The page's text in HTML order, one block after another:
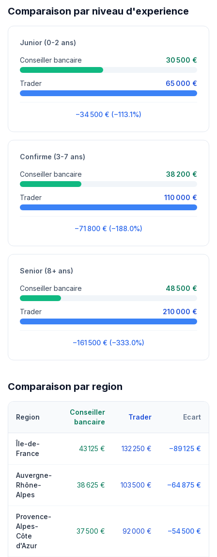
Comparaison par niveau d'experience
Junior (0-2 ans)
Conseiller bancaire 30 500 €
Trader 65 000 €
−34 500 € (−113.1%)
Confirme (3-7 ans)
Conseiller bancaire 38 200 €
Trader 110 000 €
−71 800 € (−188.0%)
Senior (8+ ans)
Conseiller bancaire 48 500 €
Trader 210 000 €
−161 500 € (−333.0%)
Comparaison par region
Region
Conseiller
bancaire
Trader Ecart
Île-de-
France
43 125 € 132 250 € −89 125 €
Auvergne-
Rhône-
Alpes
38 625 € 103 500 € −64 875 €
Provence-
Alpes-
Côte
d'Azur
37 500 € 92 000 € −54 500 €